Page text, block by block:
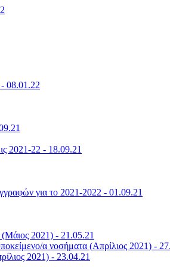
08.01.22
2021-22 - 18.09.21
για το 2021-2022 - 01.09.21
2021) - 21.05.21
α νοσήματα (Απρίλιος 2021) -
2021) - 23.04.21